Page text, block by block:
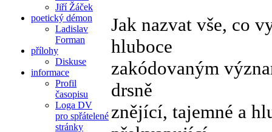
Jiří Žáček
poetický démon
Ladislav
Forman
přílohy
Diskuse
informace
Profil
časopisu
Loga DV
pro spřátelené
stránky
Jak nazvat vše, co
hluboce
zakódovaným
drsně
znějící, tajemné a